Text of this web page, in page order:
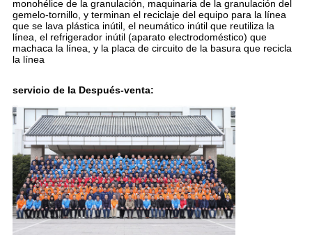
monohélice de la granulación, maquinaria de la granulación del
gemelo-tornillo, y terminan el reciclaje del equipo para la línea
que se lava plástica inútil, el neumático inútil que reutiliza la
línea, el refrigerador inútil (aparato electrodoméstico) que
machaca la línea, y la placa de circuito de la basura que recicla
la línea
servicio de la Después-venta: